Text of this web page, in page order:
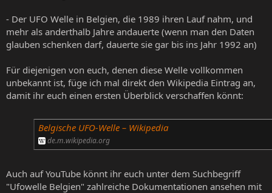
- Der UFO Welle in Belgien, die 1989 ihren Lauf nahm, und
mehr als anderthalb Jahre andauerte (wenn man den Daten
glauben schenken darf, dauerte sie gar bis ins Jahr 1992 an)
Für diejenigen von euch, denen diese Welle vollkommen
unbekannt ist, füge ich mal direkt den Wikipedia Eintrag an,
damit ihr euch einen ersten Überblick verschaffen könnt:
Belgische UFO-Welle – Wikipedia
de.m.wikipedia.org
Auch auf YouTube könnt ihr euch unter dem Suchbegriff
"Ufowelle Belgien" zahlreiche Dokumentationen ansehen mit